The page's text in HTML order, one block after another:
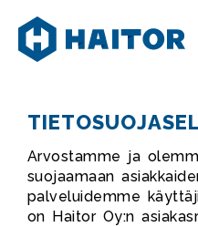
content
Arvostamme ja
suojaamaan
palveluidemme
on Haitor Oy:n